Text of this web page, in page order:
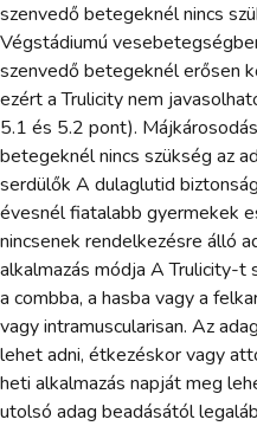
szenvedő betegeknél nincs
Végstádiumú
szenvedő betegeknél erősen
ezért a Trulicity nem
5.1 és 5.2 pont).
betegeknél nincs szükség az
serdülők A dulaglutid
évesnél fiatalabb gyermekek
nincsenek rendelkezésre álló
alkalmazás módja A Trulicity-t
a combba, a hasba vagy a
vagy intramuscularisan. Az
lehet adni, étkezéskor vagy
heti alkalmazás napját meg
utolsó adag beadásától